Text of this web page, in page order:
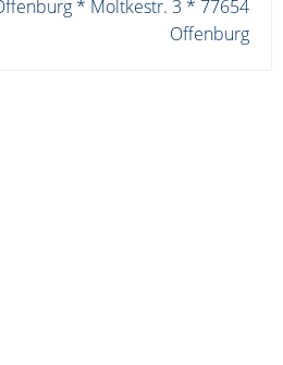
* Moltkestr. 3 * 77654
Offenburg